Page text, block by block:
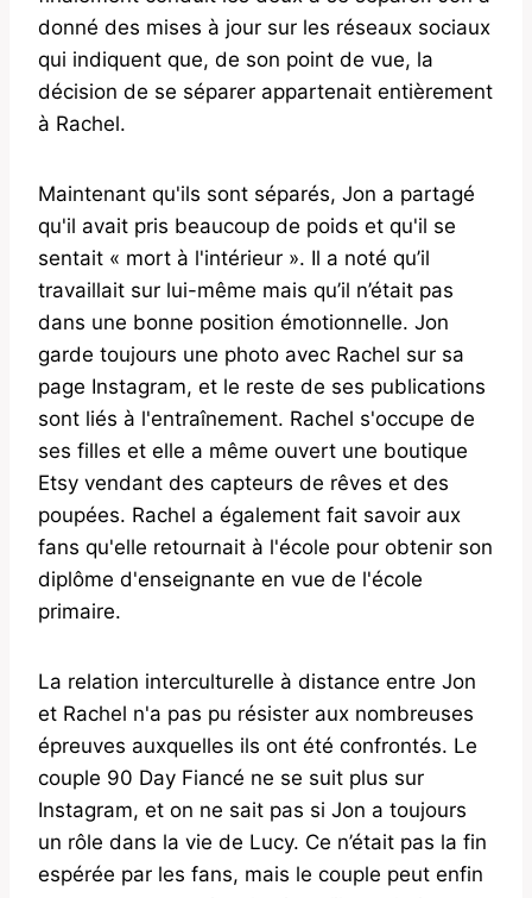
donné des mises à jour sur les réseaux sociaux
qui indiquent que, de son point de vue, la
décision de se séparer appartenait entièrement
à Rachel.
Maintenant qu'ils sont séparés, Jon a partagé
qu'il avait pris beaucoup de poids et qu'il se
sentait « mort à l'intérieur ». Il a noté qu’il
travaillait sur lui-même mais qu’il n’était pas
dans une bonne position émotionnelle. Jon
garde toujours une photo avec Rachel sur sa
page Instagram, et le reste de ses publications
sont liés à l'entraînement. Rachel s'occupe de
ses filles et elle a même ouvert une boutique
Etsy vendant des capteurs de rêves et des
poupées. Rachel a également fait savoir aux
fans qu'elle retournait à l'école pour obtenir son
diplôme d'enseignante en vue de l'école
primaire.
La relation interculturelle à distance entre Jon
et Rachel n'a pas pu résister aux nombreuses
épreuves auxquelles ils ont été confrontés. Le
couple 90 Day Fiancé ne se suit plus sur
Instagram, et on ne sait pas si Jon a toujours
un rôle dans la vie de Lucy. Ce n’était pas la fin
espérée par les fans, mais le couple peut enfin